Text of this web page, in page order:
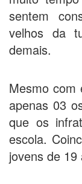
sentem
velhos da
demais.
Mesmo com
apenas 03
que os
escola.
jovens de 19